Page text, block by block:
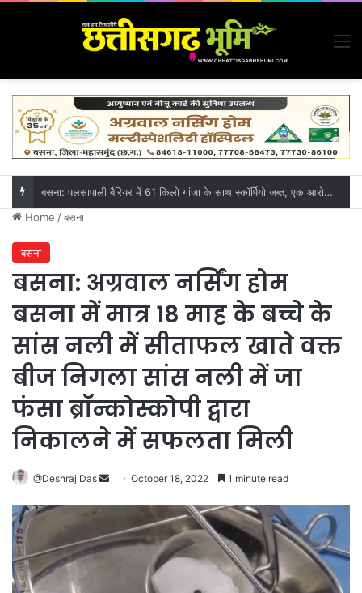
बसना: पलसापाली बैरियर में 61 किलो गांजा के साथ स्कॉर्पियो जब्त, एक आरोपी गिरफ्तार, एक नाबालिग हिरासत में
Home /बसना
बसना
बसना: अग्रवाल नर्सिंग होम
बसना में मात्र 18 माह के बच्चे के
सांस नली में सीताफल खाते वक्त
बीज निगला सांस नली में जा
फंसा ब्रॉन्कोस्कोपी द्वारा
निकालने में सफलता मिली
@Deshraj Das
SendOctober 18, 2022 1 minute read